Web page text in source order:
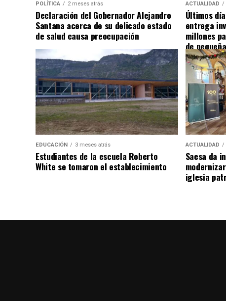
POLÍTICA 2 meses atrás
Declaración del Gobernador Alejandro
Santana acerca de su delicado estado
de salud causa preocupación
ACTUALIDAD
Últimos
entrega
millones
de
EDUCACIÓN 3 meses atrás
Estudiantes de la escuela Roberto
White se tomaron el establecimiento
ACTUALIDAD
Saesa da
iglesia